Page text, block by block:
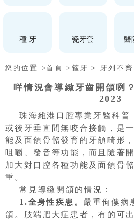
種 牙 瓷牙套 醫
您的位置 >首頁 >箍牙 > 牙列不齊
咩情況會導緻牙齒開頜咧
2023
珠海維港口腔專業牙醫科普
或後牙垂直間無咬合接觸，是
能及面頜骨骼發育的牙頜畸形
咀嚼、發音等功能，而且隨著
加大對口腔各種功能及面頜骨
重。
常見導緻開頜的情況：
1.全身性疾患。 嚴重佝僂病
頜。肢端肥大症患者，有的可